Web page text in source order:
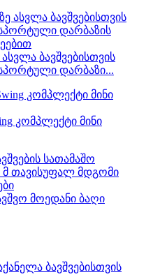
ბავშვებისთვის
დარბაზი...
კომპლექტი მინი
მოედანი ბაღი